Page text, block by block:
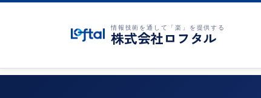
情報技術を通して「楽」を提供する
株式会社ロフタル